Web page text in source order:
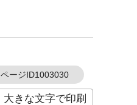
ページID1003030
大きな文字で印刷